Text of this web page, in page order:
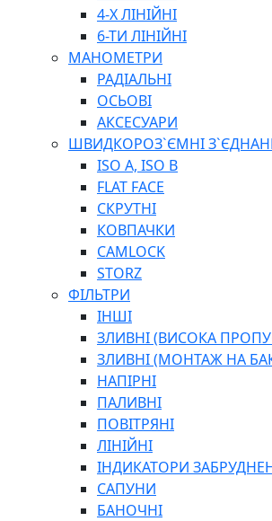
ПЛОСКОГУБЦІ
ВИКРУТКИ
КЛЮЧІ
ГОЛОВКИ, ТРІЩАТКИ, ВОРОТКИ,
ЗУБИЛА, МОЛОТКИ, СОКИРИ,
СТРУПЦИНИ, ЛЕЩАТА
ВИМІРЮВАЛЬНІ ІНСТРУМЕНТИ
БУДІВЕЛЬНИЙ ІНСТРУМЕНТ
ШЛАНГИ
ГОСПОДАРСЬКІ ТОВАРИ
ПНЕВМАТИЧНІ ІНСТРУМЕНТИ
З'ЄДНУВАЛЬНІ ІНСТРУМЕНТИ ТА
ЯЩИКИ, ШАФИ, ТА СУМКИ ДЛЯ
ЗАСОБИ ЗАХИСТУ
СТЕПЛЕРИ, ЗАКЛЕПОЧНИКИ
ГІДРАВЛІЧНІ ІНСТРУМЕНТИ
ТЕХНІЧНА ХІМІЯ
СПЕЦІАЛЬНІ
4-Х ЛІНІЙНІ
6-ТИ ЛІНІЙНІ
МАНОМЕТРИ
РАДІАЛЬНІ
ОСЬОВІ
АКСЕСУАРИ
ШВИДКОРОЗ`ЄМНІ
ISO A, ISO B
FLAT FACE
СКРУТНІ
КОВПАЧКИ
CAMLOCK
STORZ
ФІЛЬТРИ
ІНШІ
ЗЛИВНІ (ВИСОКА
ЗЛИВНІ (МОНТАЖ НА
НАПІРНІ
ПАЛИВНІ
ПОВІТРЯНІ
ЛІНІЙНІ
ІНДИКАТОРИ
САПУНИ
БАНОЧНІ